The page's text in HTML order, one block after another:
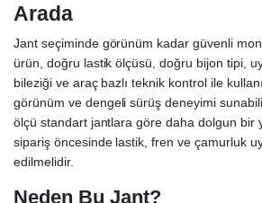
Arada
Jant seçiminde görünüm kadar güvenli
ürün, doğru lastik ölçüsü, doğru bijon tipi,
bileziği ve araç bazlı teknik kontrol ile
görünüm ve dengeli sürüş deneyimi
ölçü standart jantlara göre daha dolgun bir
sipariş öncesinde lastik, fren ve çamurluk
edilmelidir.
Neden Bu Jant?